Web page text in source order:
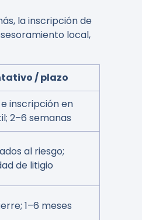
la inscripción de
local,
/ plazo
inscripción en
2–6 semanas
al riesgo;
de litigio
1–6 meses